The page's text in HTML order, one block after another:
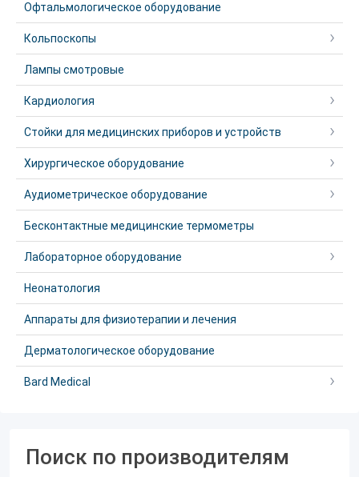
Офтальмологическое оборудование
Кольпоскопы
Лампы смотровые
Кардиология
Стойки для медицинских приборов и устройств
Хирургическое оборудование
Аудиометрическое оборудование
Бесконтактные медицинские термометры
Лабораторное оборудование
Неонатология
Аппараты для физиотерапии и лечения
Дерматологическое оборудование
Bard Medical
Поиск по производителям